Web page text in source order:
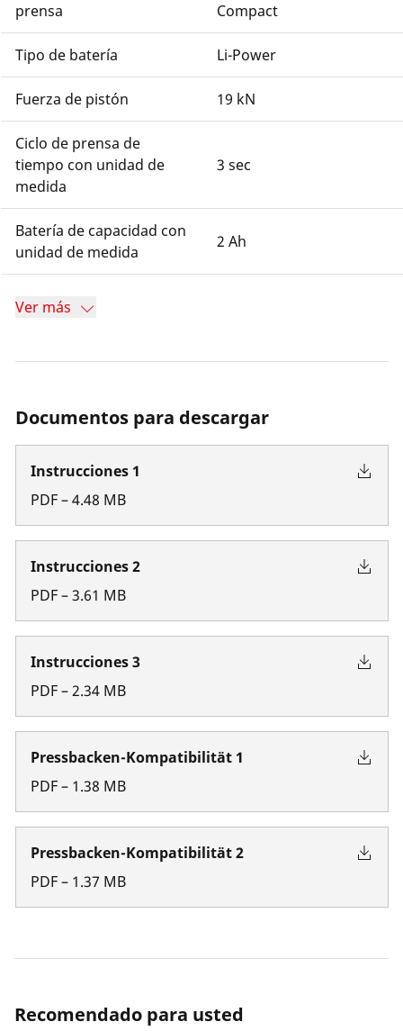
prensa
Compact
Tipo de batería Li-Power
Fuerza de pistón 19 kN
Ciclo de prensa de
tiempo con unidad de
medida
3 sec
Batería de capacidad con
unidad de medida
2 Ah
Ver más
Documentos para descargar
Instrucciones 1
PDF–4.48 MB
Instrucciones 2
PDF–3.61 MB
Instrucciones 3
PDF–2.34 MB
Pressbacken-Kompatibilität 1
PDF– 1.38 MB
Pressbacken-Kompatibilität 2
PDF– 1.37 MB
Recomendado para usted